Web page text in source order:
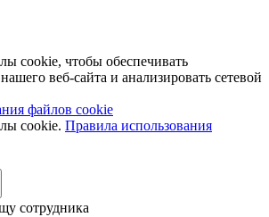
cookie, чтобы обеспечивать
веб-сайта и анализировать сетевой
файлов cookie
cookie. Правила использования
сотрудника